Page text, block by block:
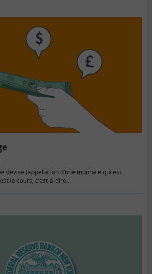
devise (appellation d’une monnaie qui est
le cours, c’est-à-dire…